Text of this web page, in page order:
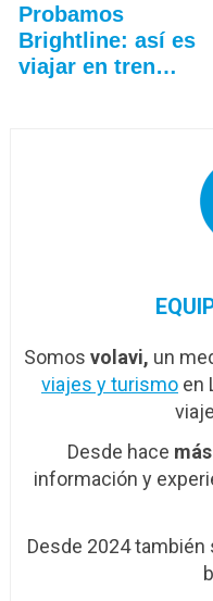
Probamos
Brightline: así es
viajar en tren
Somosvolavi, un
viajes y turismoen
Desde hace
información y
Desde 2024